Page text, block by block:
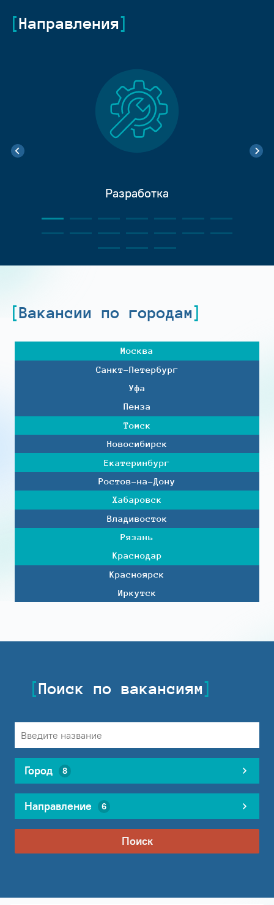
Направления
Разработка
Вакансии по городам
Москва
Санкт-Петербург
Уфа
Пенза
Томск
Новосибирск
Екатеринбург
Ростов-на-Дону
Хабаровск
Владивосток
Рязань
Краснодар
Красноярск
Иркутск
Поиск по вакансиям
Город 8
Направление 6
Поиск